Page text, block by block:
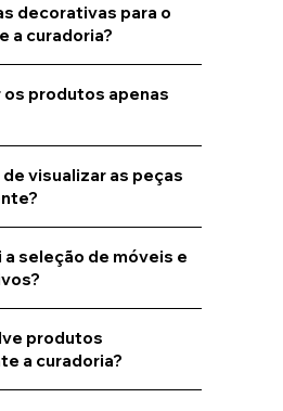
decorativas para o
a curadoria?
produtos apenas
visualizar as peças
a seleção de móveis e
produtos
a curadoria?